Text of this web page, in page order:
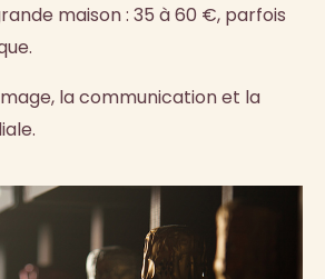
maison : 35 à 60 €, parfois
la communication et la